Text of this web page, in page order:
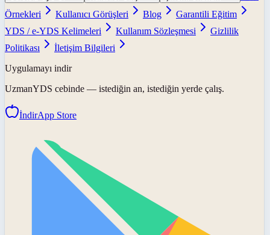
Örnekleri
Kullanıcı Görüşleri Blog
Garantili Eğitim
YDS / e-YDS Kelimeleri
Kullanım Sözleşmesi
Gizlilik
Politikası
İletişim Bilgileri
Uygulamayı indir
UzmanYDS cebinde — istediğin an, istediğin yerde çalış.
İndirApp Store